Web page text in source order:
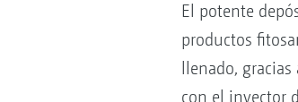
El potente
productos
llenado,
con el inyector